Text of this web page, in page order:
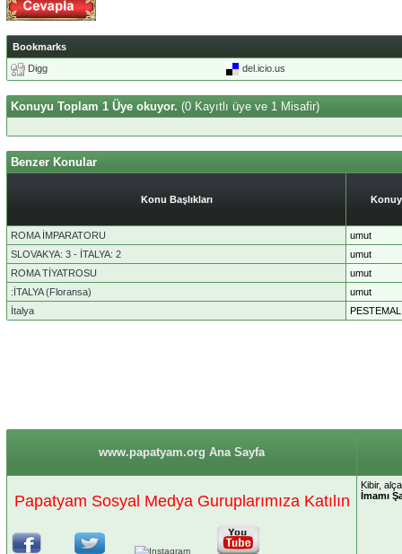
Bookmarks
Digg
del.icio.us
Konuyu Toplam 1 Üye okuyor. (0 Kayıtlı üye ve 1 Misafir)
Benzer Konular
Konu Başlıkları
ROMA İMPARATORU
umut
SLOVAKYA: 3 - İTALYA: 2
umut
ROMA TİYATROSU
umut
:İTALYA (Floransa)
umut
İtalya
PESTEMAL
www.papatyam.org Ana Sayfa
Papatyam Sosyal Medya Guruplarımıza Katılın
Kibir,
İmamı